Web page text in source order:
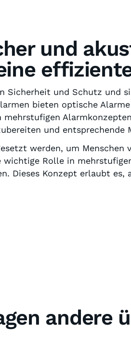
und
Sicherheit und Schutz und
bieten optische
und entsprechende
werden, um
Rolle in
Dieses Konzept erlaubt
andere